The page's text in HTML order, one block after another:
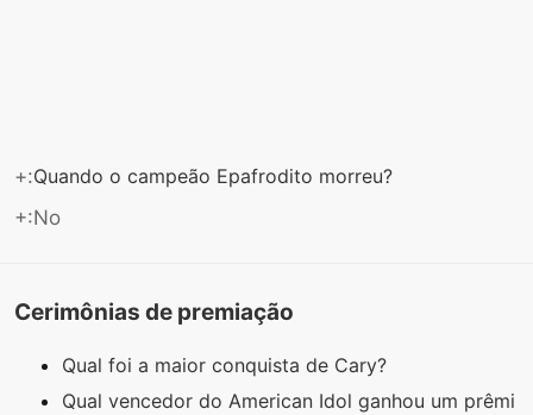
+:Quando o campeão Epafrodito morreu?
+:No
Cerimônias de premiação
Qual foi a maior conquista de Cary?
Qual vencedor do American Idol ganhou um prêmi